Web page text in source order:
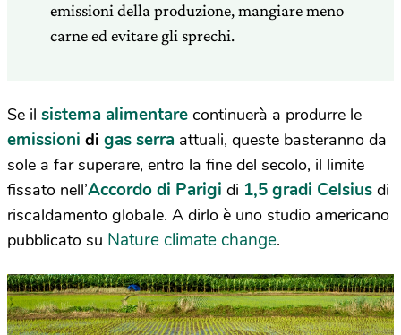
emissioni della produzione, mangiare meno
carne ed evitare gli sprechi.
Se il sistema alimentare continuerà a produrre le
emissioni di gas serra attuali, queste basteranno da
sole a far superare, entro la fine del secolo, il limite
fissato nell’Accordo di Parigi di 1,5 gradi Celsius di
riscaldamento globale. A dirlo è uno studio americano
pubblicato su Nature climate change.